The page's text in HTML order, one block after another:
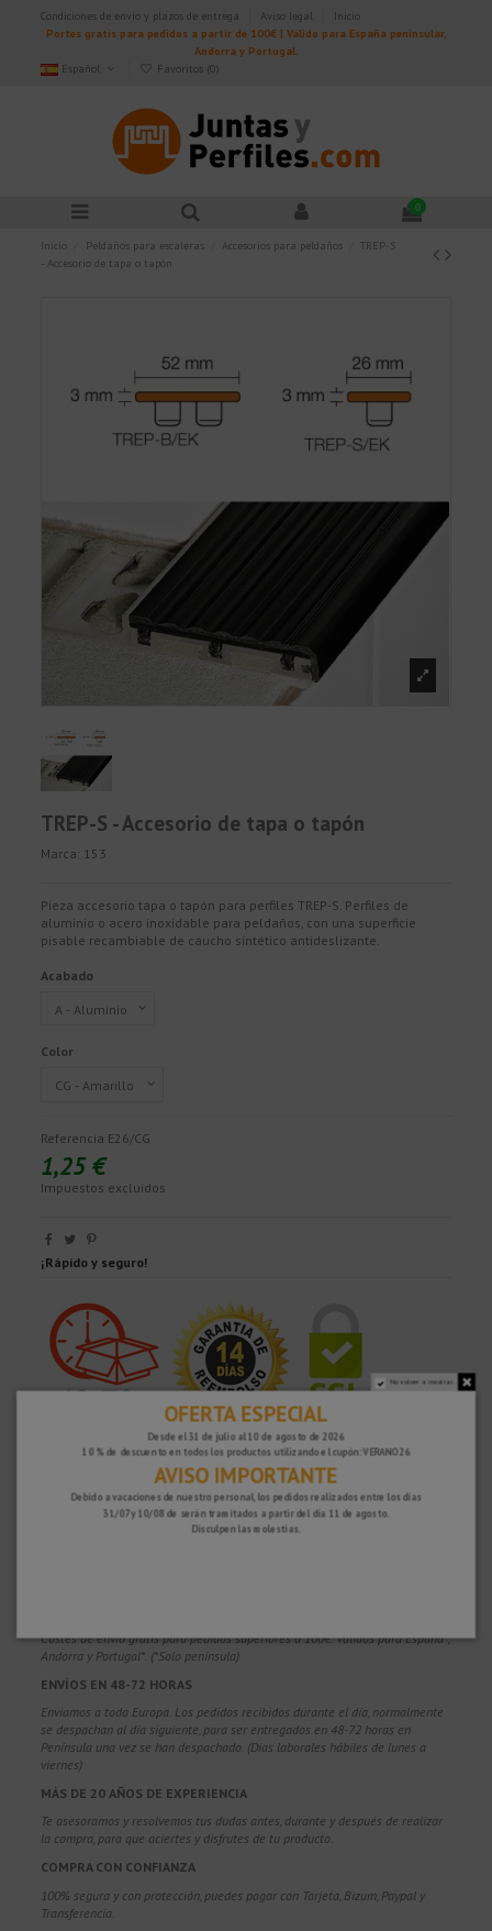
Condiciones de envío y plazos de entrega Aviso legal
Inicio
Portes gratis para pedidos a partir de 100€ | Válido para España peninsular,
Andorra y Portugal.
Español
Favoritos (0)
0
Inicio Peldaños para escaleras Accesorios para peldaños
TREP-S
- Accesorio de tapa o tapón
TREP-S - Accesorio de tapa o tapón
Marca: 153
Pieza accesorio tapa o tapón para perfiles TREP-S. Perfiles de
aluminio o acero inoxidable para peldaños, con una superficie
pisable recambiable de caucho sintético antideslizante.
Acabado
Color
Referencia E26/CG
1,25 €
Impuestos excluidos
¡Rápido y seguro!
Costes de envío gratis para pedidos superiores a 100€. Válidos para España*,
Andorra y Portugal*. (*Solo península)
ENVÍOS EN 48-72 HORAS
Enviamos a toda Europa. Los pedidos recibidos durante el día, normalmente
se despachan al día siguiente, para ser entregados en 48-72 horas en
Península una vez se han despachado. (Días laborales hábiles de lunes a
viernes)
MÁS DE 20 AÑOS DE EXPERIENCIA
Te asesoramos y resolvemos tus dudas antes, durante y después de realizar
la compra, para que aciertes y disfrutes de tu producto.
COMPRA CON CONFIANZA
100% segura y con protección, puedes pagar con Tarjeta, Bizum, Paypal y
Transferencia.
No volver a mostrar.
OFERTA ESPECIAL
Desde el 31 de julio al 10 de agosto de 2026
10 % de descuento en todos los productos utilizando el cupón: VERANO26
AVISO IMPORTANTE
Debido a vacaciones de nuestro personal, los pedidos realizados entre los días
31/07 y 10/08 de serán tramitados a partir del día 11 de agosto.
Disculpen las molestias.